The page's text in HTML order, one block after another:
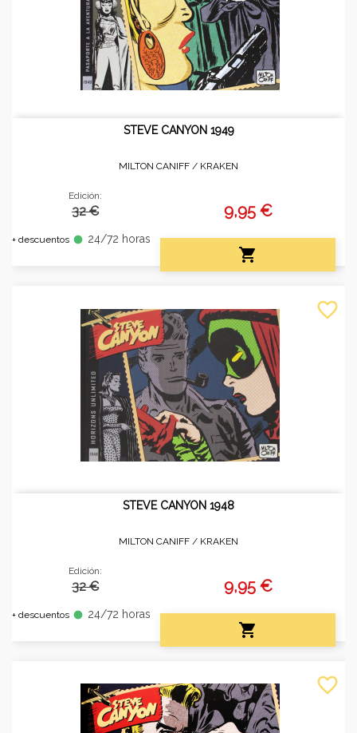
STEVE CANYON 1949
MILTON CANIFF / KRAKEN
Edición:
32 €
+ descuentos fiber_manual_record 24/72 horas
9,95 €

STEVE CANYON 1948
MILTON CANIFF / KRAKEN
Edición:
32 €
+ descuentos fiber_manual_record 24/72 horas
9,95 €

favorite_border
favorite_border